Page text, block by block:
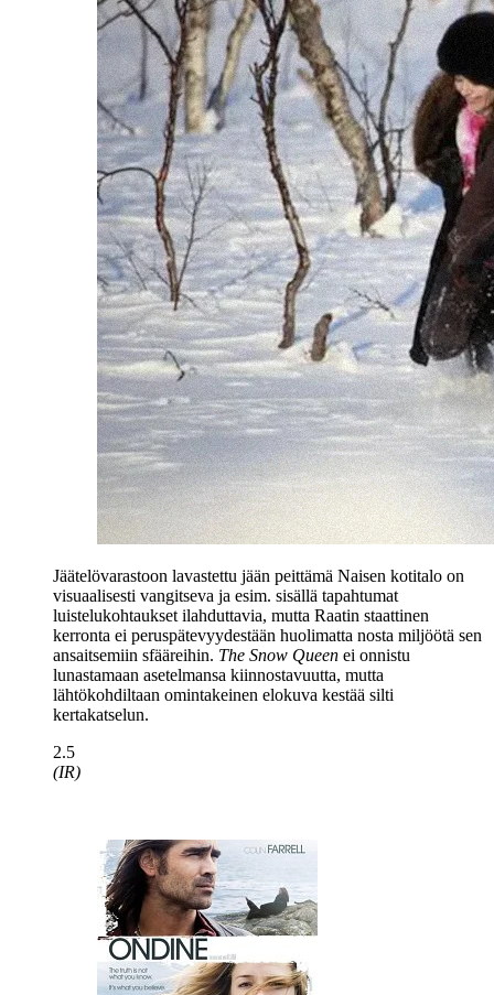
Jäätelövarastoon lavastettu jään peittämä Naisen kotitalo on
visuaalisesti vangitseva ja esim. sisällä tapahtumat
luistelukohtaukset ilahduttavia, mutta Raatin staattinen
kerronta ei peruspätevyydestään huolimatta nosta miljöötä sen
ansaitsemiin sfääreihin. The Snow Queen ei onnistu
lunastamaan asetelmansa kiinnostavuutta, mutta
lähtökohdiltaan omintakeinen elokuva kestää silti
kertakatselun.
2.5
(IR)